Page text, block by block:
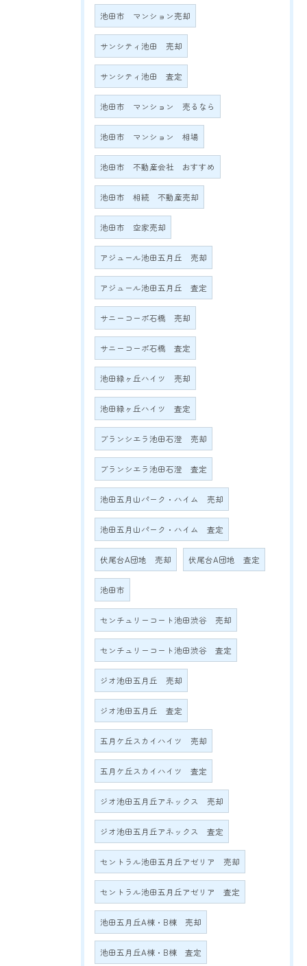
池田市 マンション売却
サンシティ池田 売却
サンシティ池田 査定
池田市 マンション 売るなら
池田市 マンション 相場
池田市 不動産会社 おすすめ
池田市 相続 不動産売却
池田市 空家売却
アジュール池田五月丘 売却
アジュール池田五月丘 査定
サニーコーポ石橋 売却
サニーコーポ石橋 査定
池田緑ヶ丘ハイツ 売却
池田緑ヶ丘ハイツ 査定
ブランシエラ池田石澄 売却
ブランシエラ池田石澄 査定
池田五月山パーク・ハイム 売却
池田五月山パーク・ハイム 査定
伏尾台A団地 売却 伏尾台A団地 査定
池田市
センチュリーコート池田渋谷 売却
センチュリーコート池田渋谷 査定
ジオ池田五月丘 売却
ジオ池田五月丘 査定
五月ケ丘スカイハイツ 売却
五月ケ丘スカイハイツ 査定
ジオ池田五月丘アネックス 売却
ジオ池田五月丘アネックス 査定
セントラル池田五月丘アゼリア 売却
セントラル池田五月丘アゼリア 査定
池田五月丘A棟・B棟 売却
池田五月丘A棟・B棟 査定